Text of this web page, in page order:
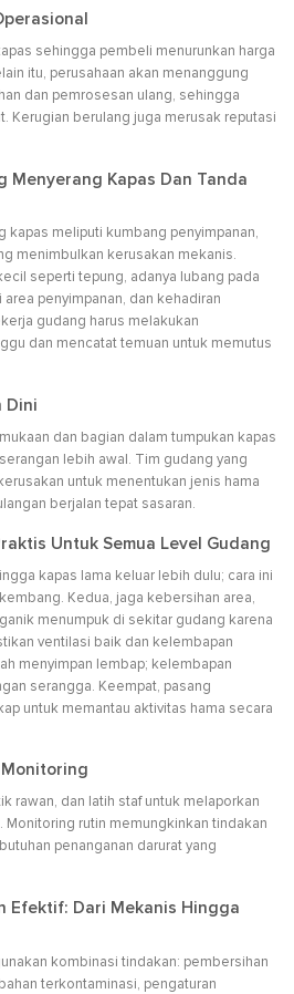
sehingga pembeli menurunkan harga
itu, perusahaan akan menanggung
dan pemrosesan ulang, sehingga
Kerugian berulang juga merusak reputasi
Menyerang Kapas Dan Tanda
kapas meliputi kumbang penyimpanan,
menimbulkan kerusakan mekanis.
seperti tepung, adanya lubang pada
penyimpanan, dan kehadiran
gudang harus melakukan
dan mencatat temuan untuk memutus
Dini
dan bagian dalam tumpukan kapas
lebih awal. Tim gudang yang
untuk menentukan jenis hama
berjalan tepat sasaran.
Untuk Semua Level Gudang
kapas lama keluar lebih dulu; cara ini
Kedua, jaga kebersihan area,
menumpuk di sekitar gudang karena
ventilasi baik dan kelembapan
menyimpan lembap; kelembapan
serangga. Keempat, pasang
untuk memantau aktivitas hama secara
rawan, dan latih staf untuk melaporkan
rutin memungkinkan tindakan
penanganan darurat yang
Efektif: Dari Mekanis Hingga
kombinasi tindakan: pembersihan
terkontaminasi, pengaturan